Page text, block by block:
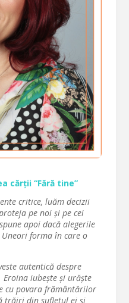
cărții “Fără tine”
critice, luăm decizii
pe noi și pe cei
apoi dacă alegerile
Uneori forma în care o
autentică despre
iubește și urăște
cu povara frământărilor
trăiri din sufletul ei și